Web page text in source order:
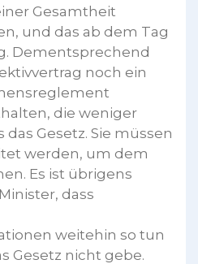
Gesamtheit
und das ab dem Tag
Dementsprechend
noch ein
die weniger
Gesetz. Sie müssen
werden, um dem
Es ist übrigens
dass
weitehin so tun
Gesetz nicht gebe.